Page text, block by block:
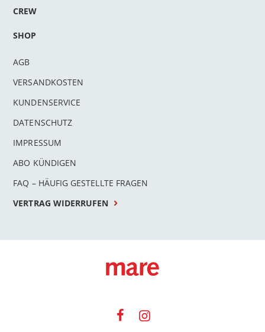
CREW
SHOP
AGB
VERSANDKOSTEN
KUNDENSERVICE
DATENSCHUTZ
IMPRESSUM
ABO KÜNDIGEN
FAQ – HÄUFIG GESTELLTE FRAGEN
VERTRAG WIDERRUFEN